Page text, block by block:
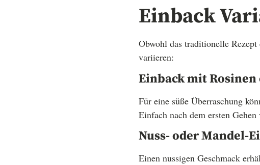
Einback
Obwohl das traditionelle
variieren:
Einback mit
Für eine süße Überraschung
Einfach nach dem ersten
Nuss- oder Mandel-
Einen nussigen Geschmack